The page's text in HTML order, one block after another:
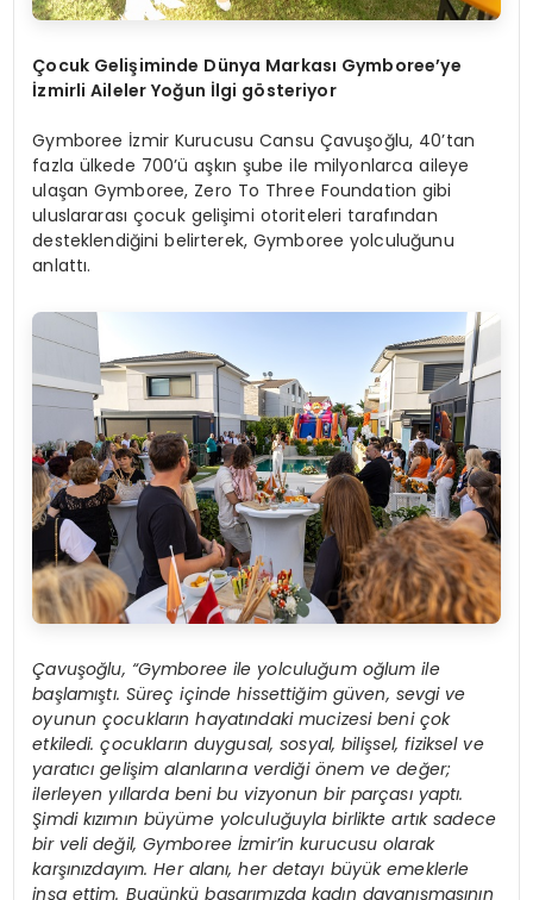
Çocuk Gelişiminde Dünya Markası Gymboree’ye
İzmirli Aileler Yoğun İlgi gösteriyor
Gymboree İzmir Kurucusu Cansu Çavuşoğlu, 40’tan
fazla ülkede 700’ü aşkın şube ile milyonlarca aileye
ulaşan Gymboree, Zero To Three Foundation gibi
uluslararası çocuk gelişimi otoriteleri tarafından
desteklendiğini belirterek, Gymboree yolculuğunu
anlattı.
Çavuşoğlu, “Gymboree ile yolculuğum oğlum ile
başlamıştı. Süreç içinde hissettiğim güven, sevgi ve
oyunun çocukların hayatındaki mucizesi beni çok
etkiledi. çocukların duygusal, sosyal, bilişsel, fiziksel ve
yaratıcı gelişim alanlarına verdiği önem ve değer;
ilerleyen yıllarda beni bu vizyonun bir parçası yaptı.
Şimdi kızımın büyüme yolculuğuyla birlikte artık sadece
bir veli değil, Gymboree İzmir’in kurucusu olarak
karşınızdayım. Her alanı, her detayı büyük emeklerle
inşa ettim. Bugünkü başarımızda kadın dayanışmasının